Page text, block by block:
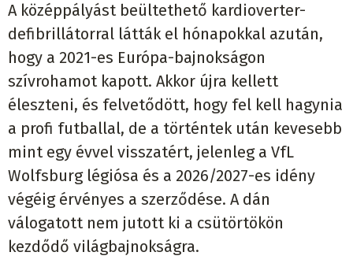
A középpályást beültethető kardioverter-
defibrillátorral látták el hónapokkal azután,
hogy a 2021-es Európa-bajnokságon
szívrohamot kapott. Akkor újra kellett
éleszteni, és felvetődött, hogy fel kell hagynia
a profi futballal, de a történtek után kevesebb
mint egy évvel visszatért, jelenleg a VfL
Wolfsburg légiósa és a 2026/2027-es idény
végéig érvényes a szerződése. A dán
válogatott nem jutott ki a csütörtökön
kezdődő világbajnokságra.